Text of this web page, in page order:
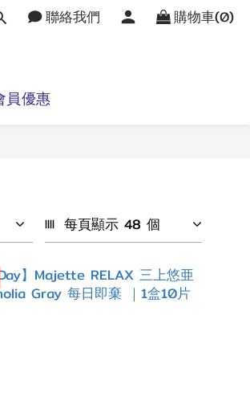
聯絡我們 購物車(0)
員優惠
每頁顯示 48 個